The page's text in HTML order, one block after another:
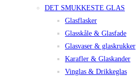
DET SMUKKESTE GLAS
Glasflasker
Glasskåle & Glasfade
Glasvaser & glaskrukker
Karafler & Glaskander
Vinglas & Drikkeglas